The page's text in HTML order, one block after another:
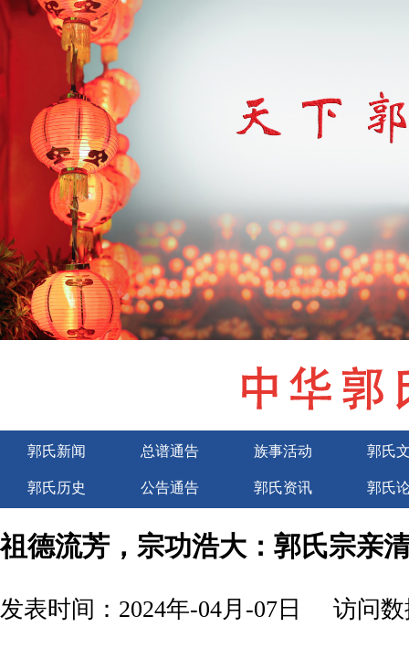
郭氏新闻 总谱通告 族事活动 郭氏
郭氏历史 公告通告 郭氏资讯 郭氏
祖德流芳，宗功浩大：郭氏宗亲
发表时间：2024年-04月-07日 访问数